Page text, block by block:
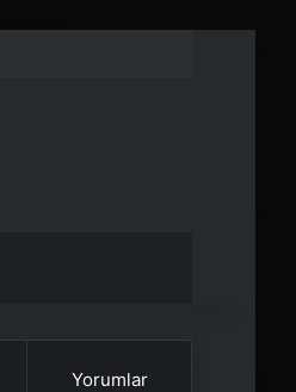
Yorumlar